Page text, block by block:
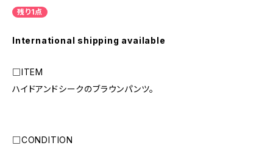
残り1点
International shipping available
□ITEM
ハイドアンドシークのブラウンパンツ。
□CONDITION